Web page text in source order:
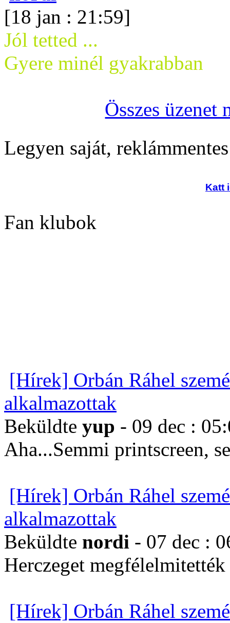
[18 jan : 21:59]
Jól tetted ...
Gyere minél gyakrabban
Összes üzenet
Legyen saját,
Katt
Fan klubok
[Hírek] Orbán Ráhel
alkalmazottak
Beküldte yup - 09 dec :
Aha...Semmi printscreen,
[Hírek] Orbán Ráhel
alkalmazottak
Beküldte nordi - 07 dec :
Herczeget
[Hírek] Orbán Ráhel